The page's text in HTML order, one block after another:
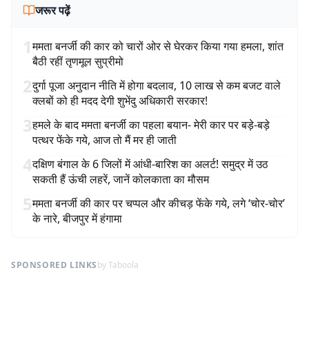
जरूर पढ़ें
1ममता बनर्जी की कार को चारों ओर से घेरकर किया गया हमला, शांत
बैठी रहीं तृणमूल सुप्रीमो
2दुर्गा पूजा अनुदान नीति में होगा बदलाव, 10 लाख से कम बजट वाले
क्लबों को ही मदद देगी शुभेंदु अधिकारी सरकार!
3हमले के बाद ममता बनर्जी का पहला बयान- मेरी कार पर बड़े-बड़े
पत्थर फेंके गये, आज तो मैं मर ही जाती
4दक्षिण बंगाल के 6 जिलों में आंधी-बारिश का अलर्ट! समुद्र में उठ
सकती हैं ऊंची लहरें, जानें कोलकाता का मौसम
5ममता बनर्जी की कार पर चप्पल और कीचड़ फेंके गये, लगे ‘चोर-चोर’
के नारे, बीजपुर में हंगामा
SPONSORED LINKSby Taboola